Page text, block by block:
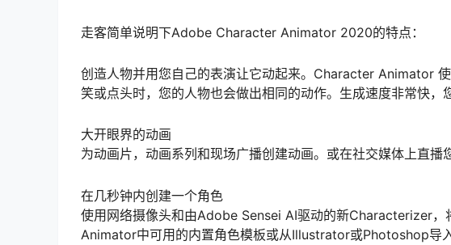
走客简单说明下Adobe Character Animator 2020的特点：
创造人物并用您自己的表演让它动起来。Character Animator
笑或点头时，您的人物也会做出相同的动作。生成速度非常快，
大开眼界的动画
为动画片，动画系列和现场广播创建动画。或在社交媒体上直播
在几秒钟内创建一个角色
使用网络摄像头和由Adobe Sensei AI驱动的新Characterizer
Animator中可用的内置角色模板或从Illustrator或Photoshop导入